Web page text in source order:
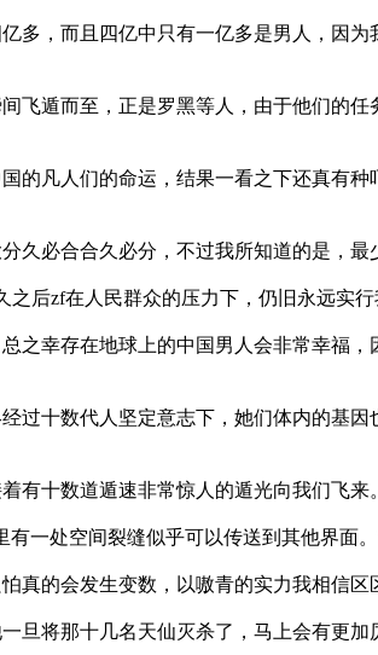
，而且四亿中只有一亿多是男人，因
遁而至，正是罗黑等人，由于他们的
凡人们的命运，结果一看之下还真有
必合合久必分，不过我所知道的是，最
后zf在人民群众的压力下，仍旧永远实
幸存在地球上的中国男人会非常幸福
十数代人坚定意志下，她们体内的基
十数道遁速非常惊人的遁光向我们飞来。
一处空间裂缝似乎可以传送到其他界面。
的会发生变数，以嗷青的实力我相信区
将那十几名天仙灭杀了，马上会有更加